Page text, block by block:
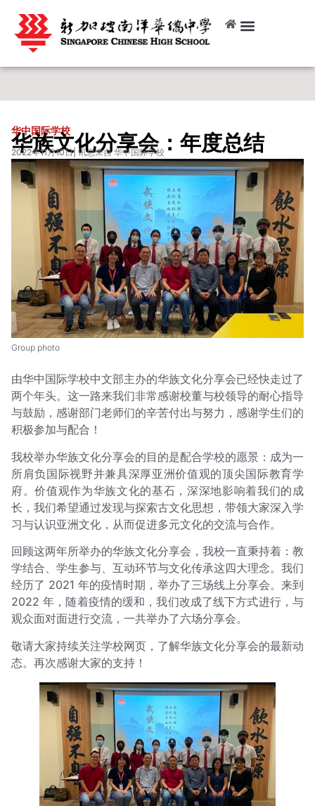
华中国际学校
华族文化分享会：年度总结
2022年11月10日| 讯息来自 华中国际学校
Group photo
由华中国际学校中文部主办的华族文化分享会已经快走过了
两个年头。这一路来我们非常感谢校董与校领导的耐心指导
与鼓励，感谢部门老师们的辛苦付出与努力，感谢学生们的
积极参加与配合！
我校举办华族文化分享会的目的是配合学校的愿景：成为一
所肩负国际视野并兼具深厚亚洲价值观的顶尖国际教育学
府。价值观作为华族文化的基石，深深地影响着我们的成
长，我们希望通过发现与探索古文化思想，带领大家深入学
习与认识亚洲文化，从而促进多元文化的交流与合作。
回顾这两年所举办的华族文化分享会，我校一直秉持着：教
学结合、学生参与、互动环节与文化传承这四大理念。我们
经历了 2021 年的疫情时期，举办了三场线上分享会。来到
2022 年，随着疫情的缓和，我们改成了线下方式进行，与
观众面对面进行交流，一共举办了六场分享会。
敬请大家持续关注学校网页，了解华族文化分享会的最新动
态。再次感谢大家的支持！